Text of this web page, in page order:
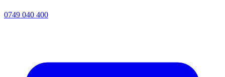
0749 040 400